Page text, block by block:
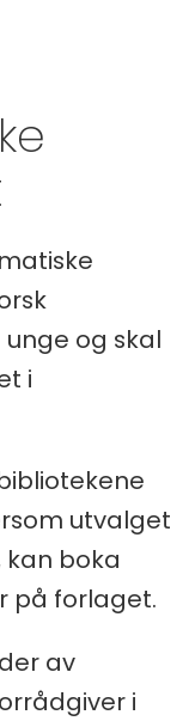
og skal
i
utvalget
boka
på forlaget.
av
i